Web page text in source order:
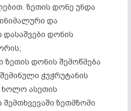
ზეთის დონე უნდა
და
დასაშვები დონის
ზეთის დონის შემოწმება
ჭუჭრუტანის
ხოლო ასეთის
ზეთმზომი